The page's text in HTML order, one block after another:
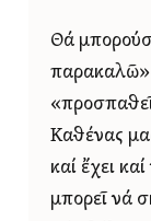
Θά
παρακαλῶ»
Καθένας
καί ἔχει
μπορεῖ νά